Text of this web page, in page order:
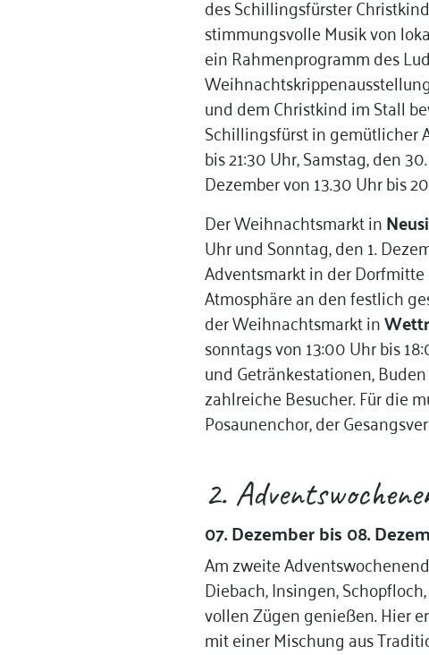
des Schillingsfürster
stimmungsvolle Musik von
ein Rahmenprogramm des
und dem Christkind im Stall
Schillingsfürst in gemütlicher
bis 21:30 Uhr, Samstag, den
Dezember von 13.30 Uhr bis
Der Weihnachtsmarkt in
Uhr und Sonntag, den 1.
Adventsmarkt in der
Atmosphäre an den festlich
der Weihnachtsmarkt in
sonntags von 13:00 Uhr bis
und Getränkestationen,
zahlreiche Besucher. Für die
Posaunenchor, der
2.
07. Dezember bis 08.
Am zweite
Diebach, Insingen,
vollen Zügen genießen. Hier
mit einer Mischung aus